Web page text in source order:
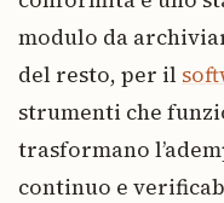
modulo da
del resto, per il
strumenti che
trasformano
continuo e